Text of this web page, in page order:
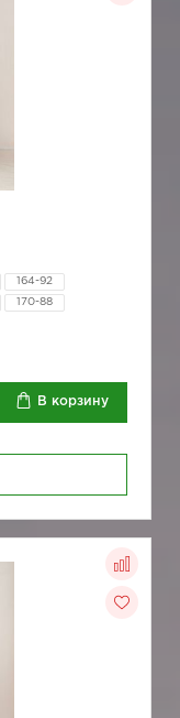
164-92
170-88
В корзину